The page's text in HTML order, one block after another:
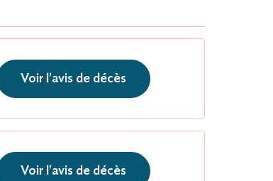
Voir l'avis de décès
Voir l'avis de décès